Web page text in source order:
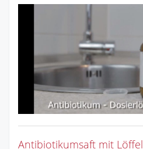
Antibiotikumsaft mit Löffel